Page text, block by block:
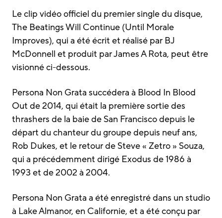
Le clip vidéo officiel du premier single du disque,
The Beatings Will Continue (Until Morale
Improves), qui a été écrit et réalisé par BJ
McDonnell et produit par James A Rota, peut être
visionné ci-dessous.
Persona Non Grata succédera à Blood In Blood
Out de 2014, qui était la première sortie des
thrashers de la baie de San Francisco depuis le
départ du chanteur du groupe depuis neuf ans,
Rob Dukes, et le retour de Steve « Zetro » Souza,
qui a précédemment dirigé Exodus de 1986 à
1993 et de 2002 à 2004.
Persona Non Grata a été enregistré dans un studio
à Lake Almanor, en Californie, et a été conçu par